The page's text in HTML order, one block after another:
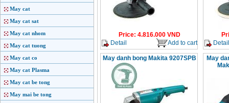
May cat
May cat sat
May cat nhom
May cat tuong
May cat co
May cat Plasma
May cat be tong
May mai be tong
Price: 4.816.000 VND
Detail
Add to cart
Detail
May danh bong Makita 9207SPB
May